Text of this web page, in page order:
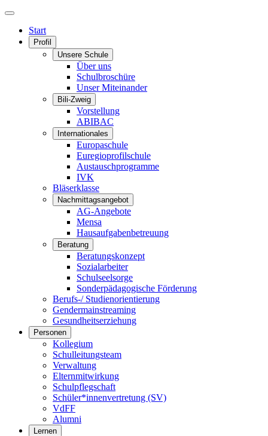
Start
Profil
Unsere Schule
Über uns
Schulbroschüre
Unser Miteinander
Bili-Zweig
Vorstellung
ABIBAC
Internationales
Europaschule
Euregioprofilschule
Austauschprogramme
IVK
Bläserklasse
Nachmittagsangebot
AG-Angebote
Mensa
Hausaufgabenbetreuung
Beratung
Beratungskonzept
Sozialarbeiter
Schulseelsorge
Sonderpädagogische Förderung
Berufs-/ Studienorientierung
Gendermainstreaming
Gesundheitserziehung
Personen
Kollegium
Schulleitungsteam
Verwaltung
Elternmitwirkung
Schulpflegschaft
Schüler*innenvertretung (SV)
VdFF
Alumni
Lernen